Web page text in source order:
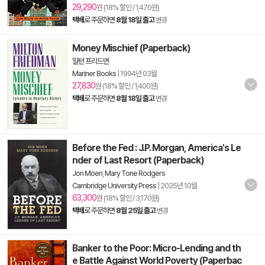
29,290원 (18% 할인 / 1,470원)
택배로 주문하면 8월 18일 출고 변경
Money Mischief (Paperback)
밀턴 프리드먼
Mariner Books 1994년 03월
27,830원 (18% 할인 / 1,400원)
택배로 주문하면 8월 18일 출고 변경
Before the Fed : J.P. Morgan, America's Le
nder of Last Resort (Paperback)
Jon Moen Mary Tone Rodgers
Cambridge University Press 2025년 10월
63,300원 (18% 할인 / 3,170원)
택배로 주문하면 8월 25일 출고 변경
Banker to the Poor: Micro-Lending and th
e Battle Against World Poverty (Paperbac